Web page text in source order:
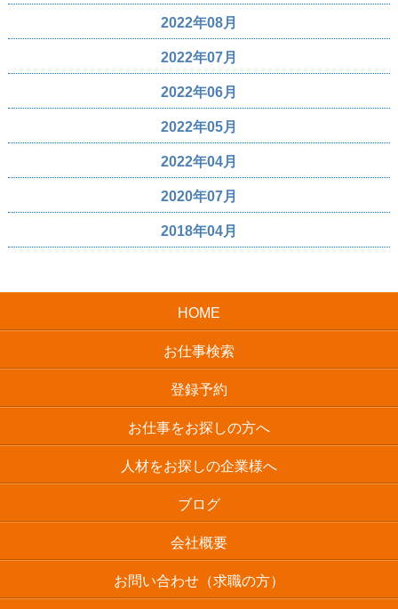
2022年08月
2022年07月
2022年06月
2022年05月
2022年04月
2020年07月
2018年04月
HOME
お仕事検索
登録予約
お仕事をお探しの方へ
人材をお探しの企業様へ
ブログ
会社概要
お問い合わせ（求職の方）